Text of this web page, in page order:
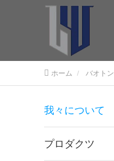
ホーム バオトン
我々について
プロダクツ